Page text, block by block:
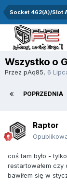
Socket 462(A)/Slot
Wszystko o
Przez pAq85, 6
POPRZEDNIA
Raptor
coś tam było -
restartowałem czy
bawiłem się w